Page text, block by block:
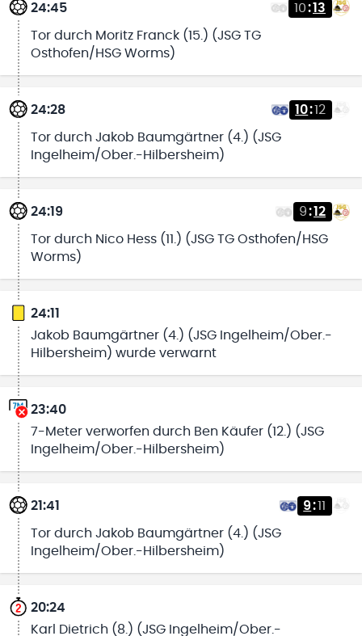
24:45 10:13
Tor durch Moritz Franck (15.) (JSG TG
Osthofen/HSG Worms)
24:28 10:12
Tor durch Jakob Baumgärtner (4.) (JSG
Ingelheim/Ober.-Hilbersheim)
24:19 9:12
Tor durch Nico Hess (11.) (JSG TG Osthofen/HSG
Worms)
24:11
Jakob Baumgärtner (4.) (JSG Ingelheim/Ober.-
Hilbersheim) wurde verwarnt
23:40
7-Meter verworfen durch Ben Käufer (12.) (JSG
Ingelheim/Ober.-Hilbersheim)
21:41 9:11
Tor durch Jakob Baumgärtner (4.) (JSG
Ingelheim/Ober.-Hilbersheim)
20:24
Karl Dietrich (8.) (JSG Ingelheim/Ober.-